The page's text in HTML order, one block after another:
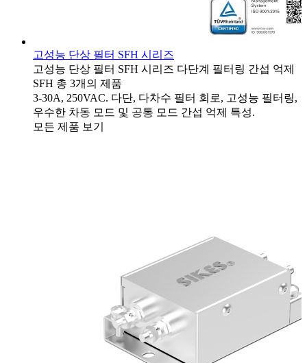
고성능 단상 필터 SFH 시리즈
고성능 단상 필터 SFH 시리즈 다단계 필터링 간섭 억제
SFH 총 3개의 제품
3-30A, 250VAC. 다단, 다차수 필터 회로, 고성능 필터링,
우수한 차동 모드 및 공통 모드 간섭 억제 특성.
모든 제품 보기